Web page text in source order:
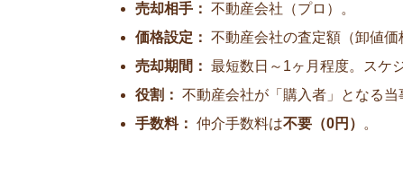
売却相手： 不動産会社（プロ）。
価格設定： 不動産会社の査定額（卸値価
売却期間： 最短数日～1ヶ月程度。スケ
役割： 不動産会社が「購入者」となる当
手数料： 仲介手数料は不要（0円） 。